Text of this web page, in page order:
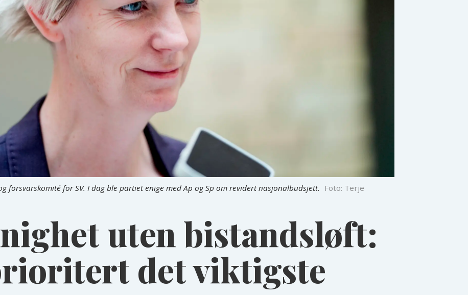
forsvarskomité for SV. I dag ble partiet enige med Ap og Sp om revidert nasjonalbudsjett. Foto: Terje
uten bistandsløft:
det viktigste